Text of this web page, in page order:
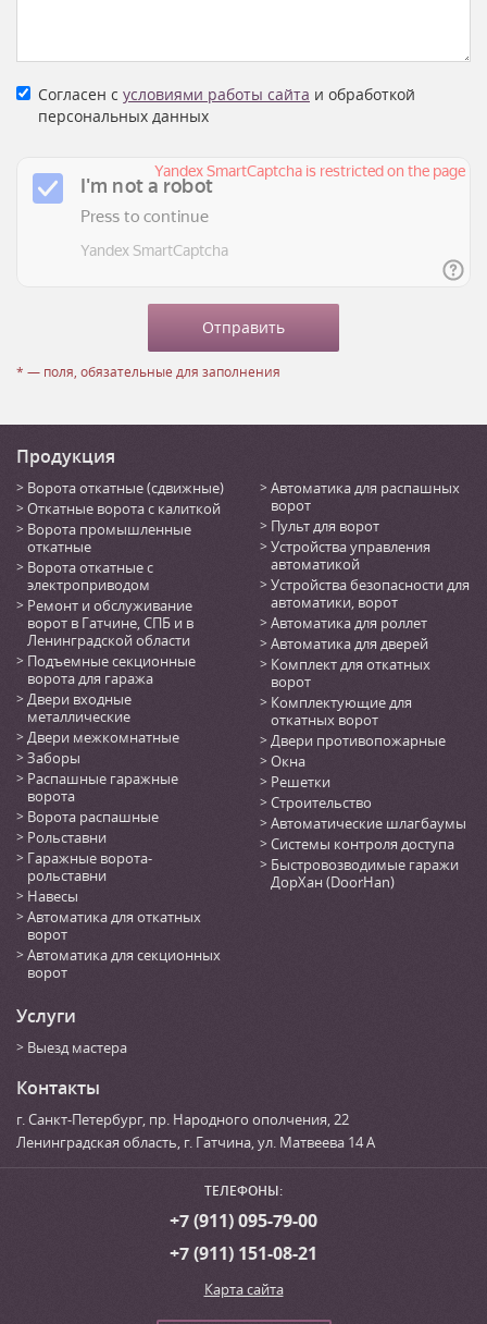
Согласен с условиями работы сайта и обработкой
персональных данных
* — поля, обязательные для заполнения
Продукция
Ворота откатные (сдвижные)
Откатные ворота с калиткой
Ворота промышленные
откатные
Ворота откатные с
электроприводом
Ремонт и обслуживание
ворот в Гатчине, СПБ и в
Ленинградской области
Подъемные секционные
ворота для гаража
Двери входные
металлические
Двери межкомнатные
Заборы
Распашные гаражные
ворота
Ворота распашные
Рольставни
Гаражные ворота-
рольставни
Навесы
Автоматика для откатных
ворот
Автоматика для секционных
ворот
Автоматика для распашных
ворот
Пульт для ворот
Устройства управления
автоматикой
Устройства безопасности для
автоматики, ворот
Автоматика для роллет
Автоматика для дверей
Комплект для откатных
ворот
Комплектующие для
откатных ворот
Двери противопожарные
Окна
Решетки
Строительство
Автоматические шлагбаумы
Системы контроля доступа
Быстровозводимые гаражи
ДорХан (DoorHan)
Услуги
Выезд мастера
Контакты
г. Санкт-Петербург, пр. Народного ополчения, 22
Ленинградская область, г. Гатчина,ул. Матвеева 14 А
ТЕЛЕФОНЫ:
+7 (911) 095-79-00
+7 (911) 151-08-21
Карта сайта